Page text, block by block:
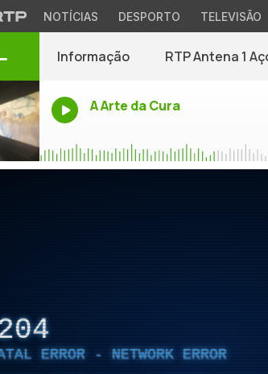
NOTÍCIAS DESPORTO TELEVISÃO
Informação RTP Antena 1
A Arte da Cura
ERROR - NETWORK ERROR